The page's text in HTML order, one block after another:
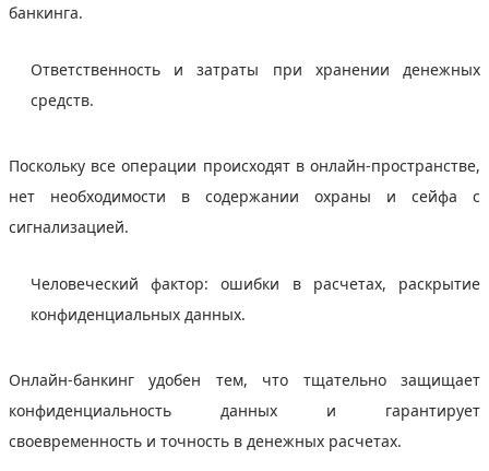
банкинга.
Ответственность и затраты при хранении денежных
средств.
Поскольку все операции происходят в онлайн-пространстве,
нет необходимости в содержании охраны и сейфа с
сигнализацией.
Человеческий фактор: ошибки в расчетах, раскрытие
конфиденциальных данных.
Онлайн-банкинг удобен тем, что тщательно защищает
конфиденциальность данных и гарантирует
своевременность и точность в денежных расчетах.